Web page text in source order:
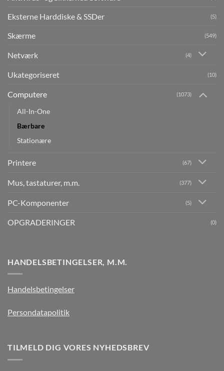
Eksterne Harddiske & SSDer (5)
Skærme (549)
Netværk (4)
Ukategoriseret (10)
Computere (1073)
All-In-One
Bærbare
Stationære
Printere (67)
Mus, tastaturer, m.m. (377)
PC-Komponenter (5)
OPGRADERINGER (0)
HANDELSBETINGELSER, M.M.
Handelsbetingelser
Persondatapolitik
TILMELD DIG VORES NYHEDSBREV